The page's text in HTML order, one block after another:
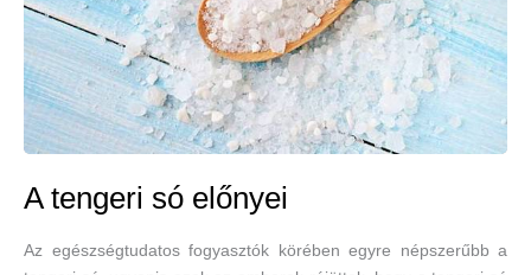
A tengeri só előnyei
Az egészségtudatos fogyasztók körében egyre népszerűbb a